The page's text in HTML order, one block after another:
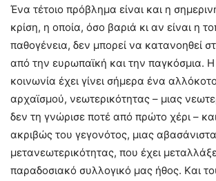
Ένα τέτοιο πρόβλημα είναι και η
κρίση, η οποία, όσο βαριά κι αν είναι η
παθογένεια, δεν μπορεί να κατανοηθεί
από την ευρωπαϊκή και την παγκόσμια. H
κοινωνία έχει γίνει σήμερα ένα
αρχαϊσμού, νεωτερικότητας – μιας
δεν τη γνώρισε ποτέ από πρώτο χέρι –
ακριβώς του γεγονότος, μιας
μετανεωτερικότητας, που έχει
παραδοσιακό συλλογικό μας ήθος. Kαι